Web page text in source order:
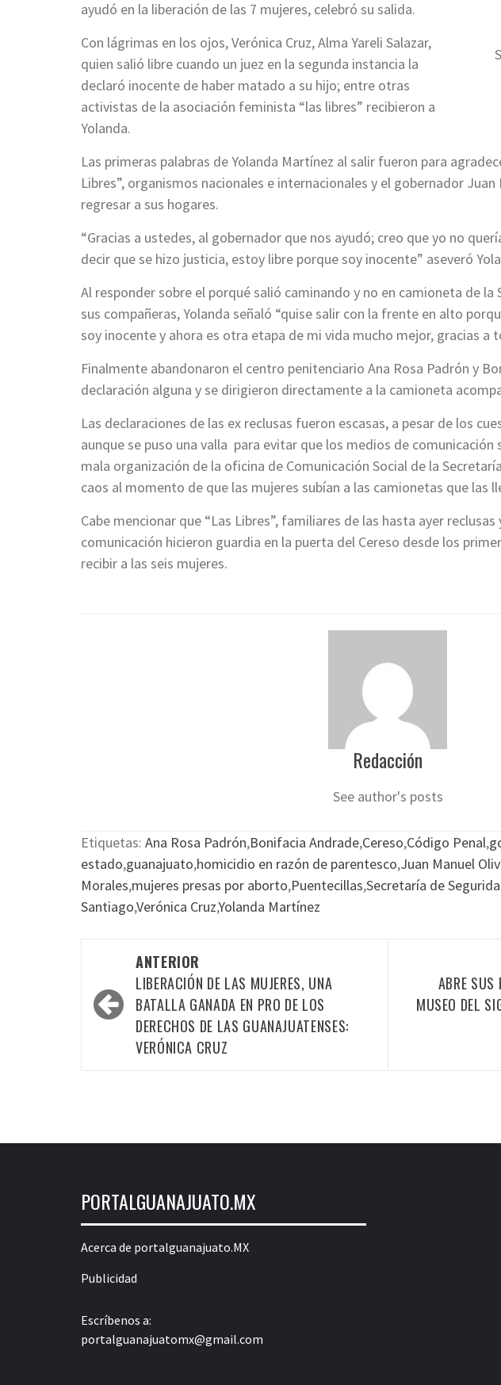
ayudó en la liberación de las 7 mujeres, celebró su salida.
Con lágrimas en los ojos, Verónica Cruz, Alma Yareli Salazar,
quien salió libre cuando un juez en la segunda instancia la
declaró inocente de haber matado a su hijo; entre otras
activistas de la asociación feminista “las libres” recibieron a
Yolanda.
Las primeras palabras de Yolanda Martínez al salir fueron para
Libres”, organismos nacionales e internacionales y el gobernador
regresar a sus hogares.
“Gracias a ustedes, al gobernador que nos ayudó; creo que yo no
decir que se hizo justicia, estoy libre porque soy inocente” aseveró
Al responder sobre el porqué salió caminando y no en camioneta de la
sus compañeras, Yolanda señaló “quise salir con la frente en alto
soy inocente y ahora es otra etapa de mi vida mucho mejor, gracias a
Finalmente abandonaron el centro penitenciario Ana Rosa Padrón y
declaración alguna y se dirigieron directamente a la camioneta
Las declaraciones de las ex reclusas fueron escasas, a pesar de los
aunque se puso una valla para evitar que los medios de comunicación
mala organización de la oficina de Comunicación Social de la
caos al momento de que las mujeres subían a las camionetas que las
Cabe mencionar que “Las Libres”, familiares de las hasta ayer
comunicación hicieron guardia en la puerta del Cereso desde los
recibir a las seis mujeres.
Redacción
See author's posts
Etiquetas: Ana Rosa Padrón,Bonifacia Andrade,Cereso,Código Penal,
estado,guanajuato,homicidio en razón de parentesco,Juan Manuel
Morales,mujeres presas por aborto,Puentecillas,Secretaría de
Santiago,Verónica Cruz,Yolanda Martínez
Navegación
por
las
entradas
ANTERIOR
LIBERACIÓN DE LAS MUJERES, UNA
BATALLA GANADA EN PRO DE LOS
DERECHOS DE LAS GUANAJUATENSES:
VERÓNICA CRUZ
ABRE SUS
MUSEO DEL
PORTALGUANAJUATO.MX
Acerca de portalguanajuato.MX
Publicidad
Escríbenos a:
portalguanajuatomx@gmail.com